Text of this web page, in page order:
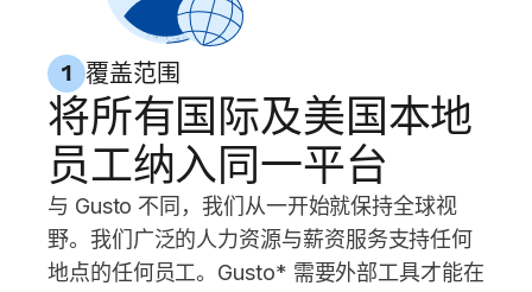
1 覆盖范围
将所有国际及美国本地
员工纳入同一平台
与 Gusto 不同，我们从一开始就保持全球视
野。我们广泛的人力资源与薪资服务支持任何
地点的任何员工。Gusto* 需要外部工具才能在